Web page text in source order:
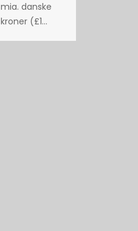
mia. danske
kroner (£1...